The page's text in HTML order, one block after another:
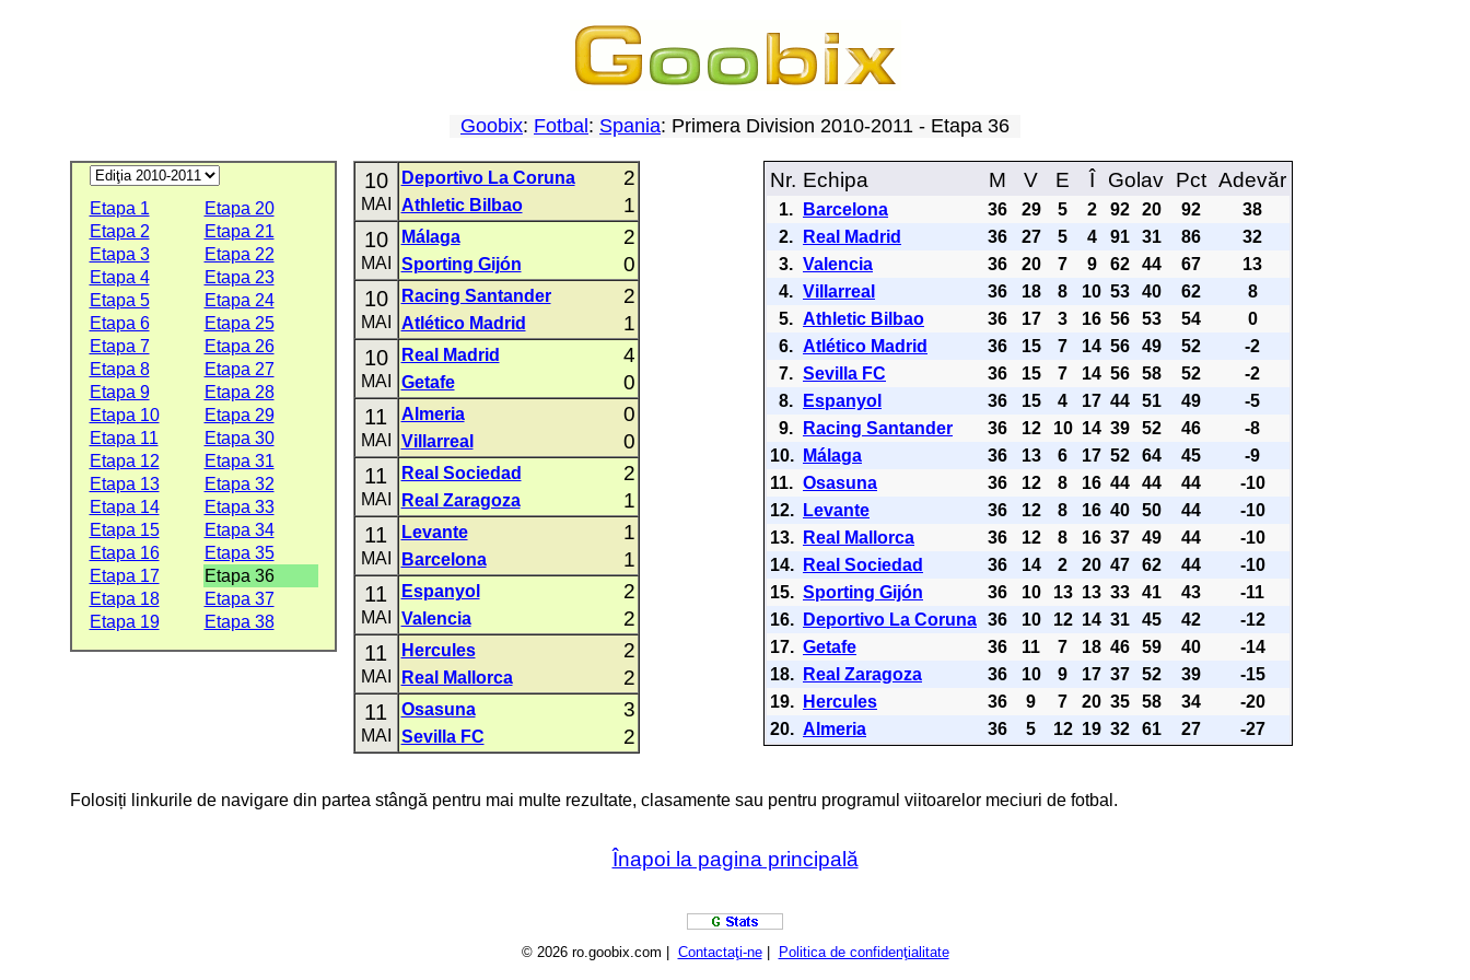
Goobix: Fotbal : Spania: Primera Division 2010-2011 - Etapa 36
Etapa 1
Etapa 20
Etapa 2
Etapa 21
Etapa 3
Etapa 22
Etapa 4
Etapa 23
Etapa 5
Etapa 24
Etapa 6
Etapa 25
Etapa 7
Etapa 26
Etapa 8
Etapa 27
Etapa 9
Etapa 28
Etapa 10
Etapa 29
Etapa 11
Etapa 30
Etapa 12
Etapa 31
Etapa 13
Etapa 32
Etapa 14
Etapa 33
Etapa 15
Etapa 34
Etapa 16
Etapa 35
Etapa 17
Etapa 36
Etapa 18
Etapa 37
Etapa 19
Etapa 38
10
MAI
Deportivo La Coruna 2
Athletic Bilbao 1
10
MAI
Málaga 2
Sporting Gijón 0
10
MAI
Racing Santander 2
Atlético Madrid 1
10
MAI
Real Madrid 4
Getafe 0
11
MAI
Almeria 0
Villarreal 0
11
MAI
Real Sociedad 2
Real Zaragoza 1
11
MAI
Levante 1
Barcelona 1
11
MAI
Espanyol 2
Valencia 2
11
MAI
Hercules 2
Real Mallorca 2
11
MAI
Osasuna 3
Sevilla FC 2
Nr. Echipa M V E Î Golav Pct Adevăr
1. Barcelona 36 29 5 2 92 20 92
38
2.
Real Madrid 36 27 5 4 91 31 86
32
3. Valencia 36 20 7 9 62 44 67
13
4. Villarreal 36 18 8 10 53 40 62
8
5. Athletic Bilbao 36 17 3 16 56 53 54
0
6. Atlético Madrid 36 15 7 14 56 49 52
-2
7. Sevilla FC 36 15 7 14 56 58 52
-2
8.
Espanyol 36 15 4 17 44 51 49
-5
9.
Racing Santander 36 12 10 14 39 52 46
-8
10.
Málaga 36 13 6 17 52 64 45
-9
11. Osasuna 36 12 8 16 44 44 44
-10
12.
Levante 36 12 8 16 40 50 44
-10
13.
Real Mallorca 36 12 8 16 37 49 44
-10
14.
Real Sociedad 36 14 2 20 47 62 44
-10
15. Sporting Gijón 36 10 13 13 33 41 43
-11
16.
Deportivo La Coruna 36 10 12 14 31 45 42
-12
17. Getafe 36 11 7 18 46 59 40
-14
18.
Real Zaragoza 36 10 9 17 37 52 39
-15
19.
Hercules 36 9 7 20 35 58 34
-20
20. Almeria 36 5 12 19 32 61 27 -27
Folosiți linkurile de navigare din partea stângă pentru mai multe rezultate, clasamente sau pentru programul viitoarelor meciuri de fotbal.
Înapoi la pagina principală
© 2026 ro.goobix.com | Contactaţi-ne| Politica de confidenţialitate